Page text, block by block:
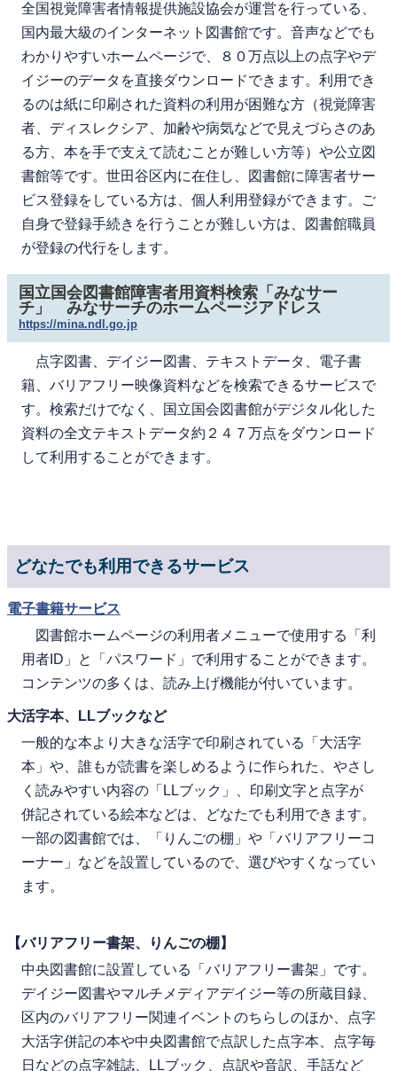
全国視覚障害者情報提供施設協会が運営を行っている、
国内最大級のインターネット図書館です。音声などでも
わかりやすいホームページで、８０万点以上の点字やデ
イジーのデータを直接ダウンロードできます。利用でき
るのは紙に印刷された資料の利用が困難な方（視覚障害
者、ディスレクシア、加齢や病気などで見えづらさのあ
る方、本を手で支えて読むことが難しい方等）や公立図
書館等です。世田谷区内に在住し、図書館に障害者サー
ビス登録をしている方は、個人利用登録ができます。ご
自身で登録手続きを行うことが難しい方は、図書館職員
が登録の代行をします。
国立国会図書館障害者用資料検索「みなサー
チ」 みなサーチのホームページアドレス
https://mina.ndl.go.jp
点字図書、デイジー図書、テキストデータ、電子書
籍、バリアフリー映像資料などを検索できるサービスで
す。検索だけでなく、国立国会図書館がデジタル化した
資料の全文テキストデータ約２４７万点をダウンロード
して利用することができます。
どなたでも利用できるサービス
電子書籍サービス
図書館ホームページの利用者メニューで使用する「利
用者ID」と「パスワード」で利用することができます。
コンテンツの多くは、読み上げ機能が付いています。
大活字本、LLブックなど
一般的な本より大きな活字で印刷されている「大活字
本」や、誰もが読書を楽しめるように作られた、やさし
く読みやすい内容の「LLブック」、印刷文字と点字が
併記されている絵本などは、どなたでも利用できます。
一部の図書館では、「りんごの棚」や「バリアフリーコ
ーナー」などを設置しているので、選びやすくなってい
ます。
【バリアフリー書架、りんごの棚】
中央図書館に設置している「バリアフリー書架」です。
デイジー図書やマルチメディアデイジー等の所蔵目録、
区内のバリアフリー関連イベントのちらしのほか、点字
大活字併記の本や中央図書館で点訳した点字本、点字毎
日などの点字雑誌、LLブック、点訳や音訳、手話など